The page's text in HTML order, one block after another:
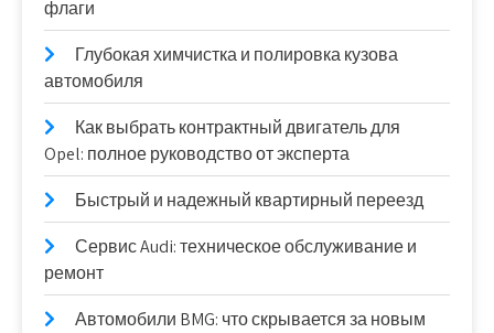
флаги
Глубокая химчистка и полировка кузова
автомобиля
Как выбрать контрактный двигатель для
Opel: полное руководство от эксперта
Быстрый и надежный квартирный переезд
Сервис Audi: техническое обслуживание и
ремонт
Автомобили BMG: что скрывается за новым